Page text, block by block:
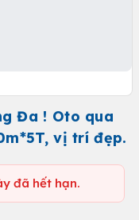
Đa ! Oto qua
vị trí đẹp.
đã hết hạn.